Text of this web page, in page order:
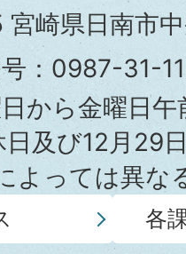
崎県日南市
：0987-31-
から金曜日
日及び12月29
よっては異
各